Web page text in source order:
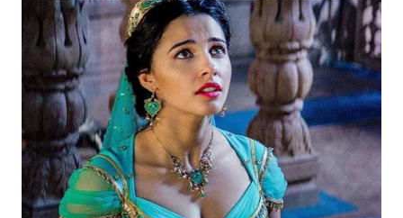
LAWAS
WN
SUMEDANG
WN
CIANJUR
WN
KEPULAUAN